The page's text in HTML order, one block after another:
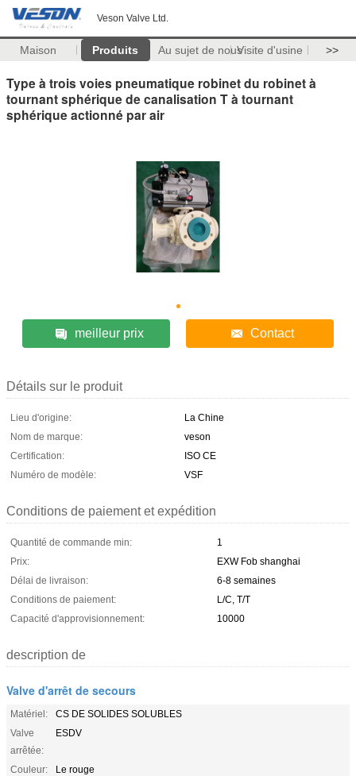
Veson Valve Ltd.
Maison Produits Au sujet de nousVisite d'usine >>
Type à trois voies pneumatique robinet du robinet à
tournant sphérique de canalisation T à tournant
sphérique actionné par air
meilleur prix Contact
Détails sur le produit
Lieu d'origine:
La Chine
Nom de marque:
veson
Certification:
ISO CE
Numéro de modèle:
VSF
Conditions de paiement et expédition
Quantité de commande min:
1
Prix:
EXW Fob shanghai
Délai de livraison:
6-8 semaines
Conditions de paiement:
L/C, T/T
Capacité d'approvisionnement:
10000
description de
Valve d'arrêt de secours
Matériel:
CS DE SOLIDES SOLUBLES
Valve
arrêtée:
ESDV
Couleur:
Le rouge